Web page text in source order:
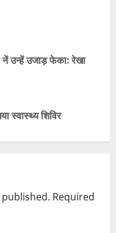
नें उन्हें उजाड़ फेका: रेखा
स्वास्थ्य शिविर
Required